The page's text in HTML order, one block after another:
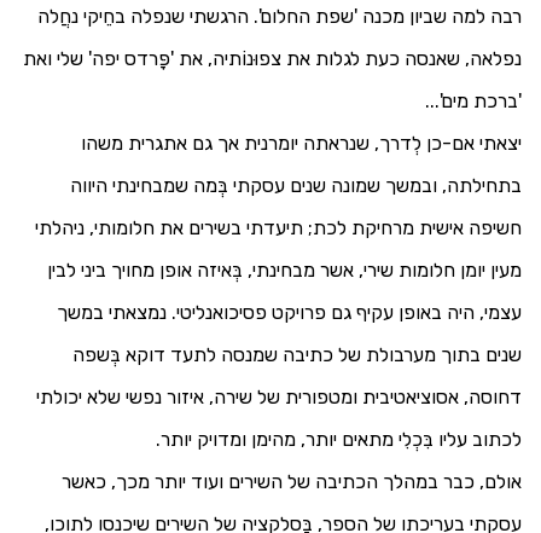
רבה למה שביון מכנה 'שפת החלום'. הרגשתי שנפלה בחֵיקי נחֲלה
נפלאה, שאנסה כעת לגלות את צפוּנוֹתיה, את 'פָּרדס יפה' שלי ואת
'ברכת מים'...
יצאתי אם-כן לְדרך, שנראתה יומרנית אך גם אתגרית משהו
בתחילתה, ובמשך שמונה שנים עסקתי בְּמה שמבחינתי היווה
חשיפה אישית מרחיקת לכת; תיעדתי בשירים את חלומותי, ניהלתי
מעין יומן חלומות שירי, אשר מבחינתי, בְּאיזה אופן מחויך ביני לבין
עצמי, היה באופן עקיף גם פרויקט פסיכואנליטי. נמצאתי במשך
שנים בתוך מערבולת של כתיבה שמנסה לתעד דוקא בְּשפה
דחוסה, אסוציאטיבית ומטפורית של שירה, איזור נפשי שלא יכולתי
לכתוב עליו בִּכְלִי מתאים יותר, מהימן ומדויק יותר.
אולם, כבר במהלך הכתיבה של השירים ועוד יותר מכך, כאשר
עסקתי בעריכתו של הספר, בַּסלקציה של השירים שיכנסו לתוכו,